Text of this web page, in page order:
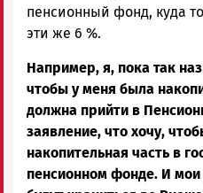
пенсионный фонд, куда
эти же 6 %.
Например, я, пока так
чтобы у меня была
должна прийти в
заявление, что хочу,
накопительная часть в
пенсионном фонде. И мои